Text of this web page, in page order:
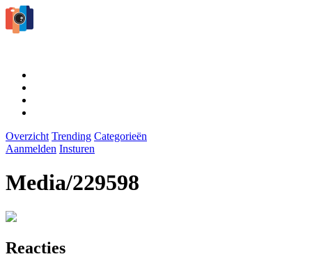
Overzicht Trending Categorieën
Aanmelden Insturen
Media/229598
Reacties